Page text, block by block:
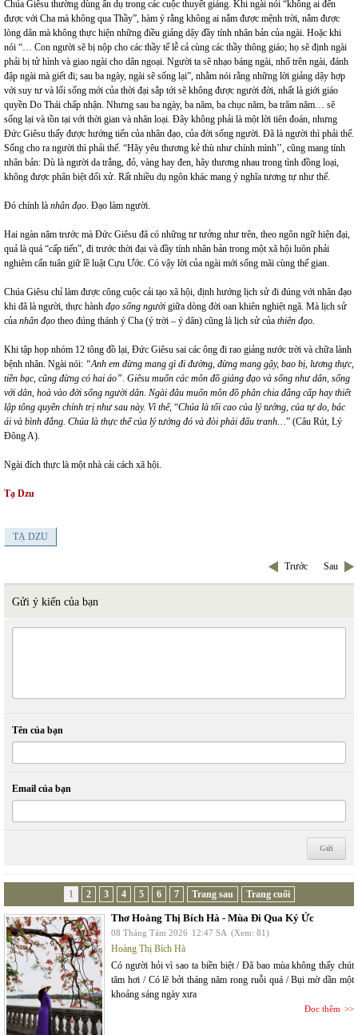
Chúa Giêsu thường dùng ẩn dụ trong các cuộc thuyết giảng. Khi ngài nói “không ai đến
được với Cha mà không qua Thầy”, hàm ý rằng không ai nắm được mệnh trời, nắm được
lòng dân mà không thực hiện những điều giảng dậy đầy tính nhân bản của ngài. Hoặc khi
nói “… Con người sẽ bị nộp cho các thầy tế lễ cả cùng các thầy thông giáo; họ sẽ định ngài
phải bị tử hình và giao ngài cho dân ngoại. Người ta sẽ nhạo báng ngài, nhổ trên ngài, đánh
đập ngài mà giết đi; sau ba ngày, ngài sẽ sống lại”, nhằm nói rằng những lời giảng dậy hợp
với suy tư và lối sống mới của thời đại sắp tới sẽ không được người đời, nhất là giới giáo
quyền Do Thái chấp nhận. Nhưng sau ba ngày, ba năm, ba chục năm, ba trăm năm… sẽ
sống lại và tồn tại với thời gian và nhân loại. Đây không phải là một lời tiên đoán, nhưng
Đức Giêsu thấy được hướng tiến của nhân đạo, của đời sống người. Đã là người thì phải thế.
Sống cho ra người thì phải thế. “Hãy yêu thương kẻ thù như chính mình’’, cũng mang tính
nhân bản: Dù là người da trắng, đỏ, vàng hay đen, hãy thương nhau trong tình đồng loại,
không được phân biệt đối xử. Rất nhiều dụ ngôn khác mang ý nghĩa tương tự như thế.
Đó chính là nhân đạo. Đạo làm người.
Hai ngàn năm trước mà Đức Giêsu đã có những tư tưởng như trên, theo ngôn ngữ hiện đại,
quả là quá “cấp tiến”, đi trước thời đại và đầy tính nhân bản trong một xã hội luôn phải
nghiêm cẩn tuân giữ lề luật Cựu Ước. Có vậy lời của ngài mới sống mãi cùng thế gian.
Chúa Giêsu chỉ làm được công cuộc cải tạo xã hội, định hướng lịch sử đi đúng với nhân đạo
khi đã là người, thực hành đạo sống người giữa dòng đời oan khiên nghiệt ngã. Mà lịch sử
của nhân đạo theo đúng thánh ý Cha (ý trời – ý dân) cũng là lịch sử của thiên đạo.
Khi tập họp nhóm 12 tông đồ lại, Đức Giêsu sai các ông đi rao giảng nước trời và chữa lành
bệnh nhân. Ngài nói: “Anh em đừng mang gì đi đường, đừng mang gậy, bao bị, lương thực,
tiền bạc, cũng đừng có hai áo”. Giêsu muốn các môn đồ giảng đạo và sống như dân, sống
với dân, hoà vào đời sống người dân. Ngài đâu muốn môn đồ phân chia đẳng cấp hay thiết
lập tông quyền chính trị như sau này. Vì thế, “Chúa là tối cao của lý tưởng, của tự do, bác
ái và bình đẳng. Chúa là thực thể của lý tưởng đó và đòi phải đấu tranh…” (Câu Rút, Lý
Đông A).
Ngài đích thực là một nhà cải cách xã hội.
Tạ Dzu
TẠ DZU
Trước Sau
Gửi ý kiến của bạn
Tên của bạn
Email của bạn
1 2 3 4 5 6 7 Trang sau Trang cuối
Thơ Hoàng Thị Bích Hà - Mùa Đi Qua Ký Ức
08 Tháng Tám 2026 12:47 SA (Xem: 81)
Hoàng Thị Bích Hà
Có người hỏi vì sao ta biền biệt / Đã bao mùa không thấy chút
tăm hơi / Có lẽ bởi tháng năm rong ruỗi quá / Bụi mờ dần một
khoảng sáng ngày xưa
Đọc thêm